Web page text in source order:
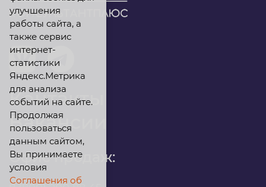
Контакты
Вакансии
Офис продаж:
улучшения
работы сайта, а
также сервис
интернет-
статистики
Яндекс.Метрика
для анализа
событий на сайте.
Продолжая
пользоваться
данным сайтом,
Вы принимаете
условия
Соглашения об